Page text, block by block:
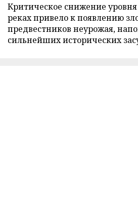
Критическое снижение
реках привело к появлению
предвестников неурожая,
сильнейших исторических